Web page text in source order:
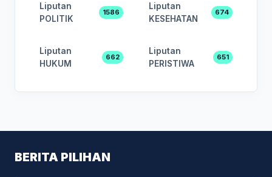
Liputan
POLITIK
1586
Liputan
KESEHATAN
674
Liputan
HUKUM
662
Liputan
PERISTIWA
651
BERITA PILIHAN